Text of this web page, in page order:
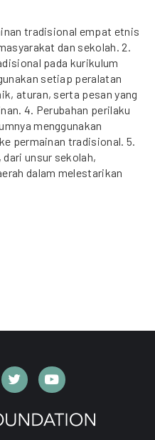
tradisional empat etnis
dan sekolah. 2.
pada kurikulum
setiap peralatan
aturan, serta pesan yang
4. Perubahan perilaku
menggunakan
permainan tradisional. 5.
unsur sekolah,
dalam melestarikan